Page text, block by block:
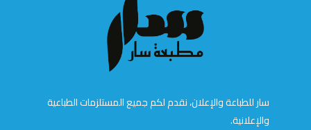
سار للطباعة والإعلان، نقدم لكم جميع المستلزمات الطباعية
والإعلانية.